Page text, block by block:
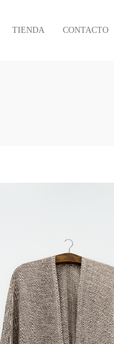
TIENDA CONTACTO